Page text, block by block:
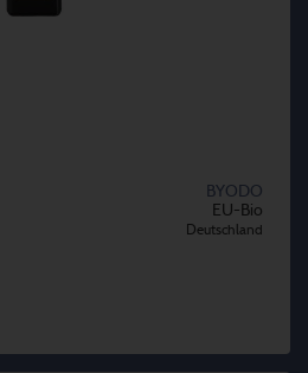
BYODO
EU-Bio
Deutschland